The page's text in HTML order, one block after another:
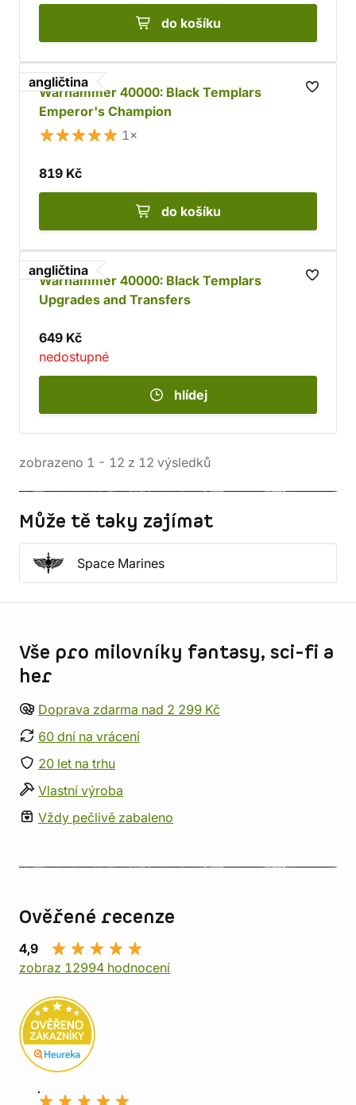
do košíku
angličtina
Warhammer 40000: Black Templars
Emperor's Champion
1×
819 Kč
do košíku
angličtina
Warhammer 40000: Black Templars
Upgrades and Transfers
649 Kč
nedostupné
hlídej
zobrazeno 1 - 12 z 12 výsledků
Může tě taky zajímat
Space Marines
Vše pro milovníky fantasy, sci-fi a
her
Doprava zdarma nad 2 299 Kč
60 dní na vrácení
20 let na trhu
Vlastní výroba
Vždy pečlivě zabaleno
Ověřené recenze
4,9
zobraz 12994 hodnocení